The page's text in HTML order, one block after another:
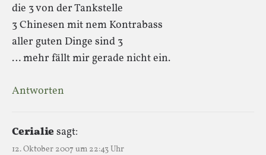
die 3 von der Tankstelle
3 Chinesen mit nem Kontrabass
aller guten Dinge sind 3
… mehr fällt mir gerade nicht ein.
Antworten
Cerialiesagt:
12. Oktober 2007 um 22:43 Uhr